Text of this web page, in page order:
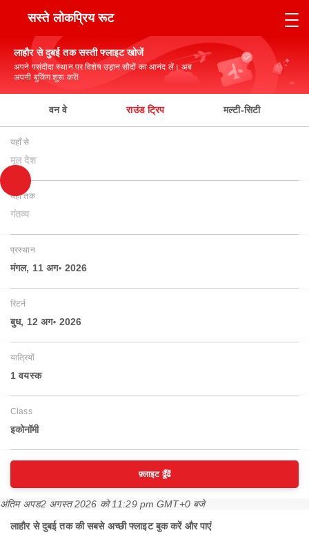
सस्ते लोकप्रिय रूट
लाहौर से दुबई तक सस्ती फ्लाइट खोजें
अपने पसंदीदा स्थान पर विशेष उड़ान सौदों का आनंद लें। अब
अपनी बुकिंग शुरू करें!
वन वे राउंड ट्रिप मल्टी-सिटी
यहाँ से
मूल देश
यहाँ तक
गंतव्य
प्रस्थान
मंगल, 11 अग॰ 2026
रिटर्न
बुध, 12 अग॰ 2026
यात्रियों
1 वयस्‍क
Class
इकोनॉमी
फ़्लाइट ढूँढें
अंतिम अपड2 अगस्त 2026 को 11:29 pm GMT+0 बजे
लाहौर से दुबई तक की सबसे अच्छी फ्लाइट बुक करें और पाएं